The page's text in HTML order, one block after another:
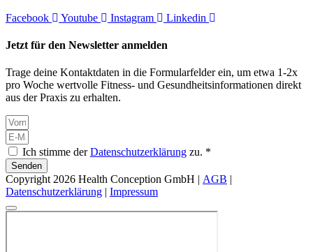
Facebook Youtube Instagram Linkedin
Jetzt für den Newsletter anmelden
Trage deine Kontaktdaten in die Formularfelder ein, um etwa 1-2x
pro Woche wertvolle Fitness- und Gesundheitsinformationen direkt
aus der Praxis zu erhalten.
Ich stimme derDatenschutzerklärung zu. *
Senden
Copyright 2026 Health Conception GmbH | AGB
Datenschutzerklärung
Impressum